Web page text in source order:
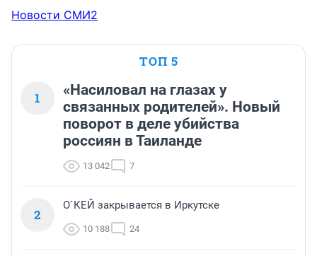
Новости СМИ2
ТОП 5
1
«Насиловал на глазах у
связанных родителей». Новый
поворот в деле убийства
россиян в Таиланде
13 042 7
2
О`КЕЙ закрывается в Иркутске
10 188 24